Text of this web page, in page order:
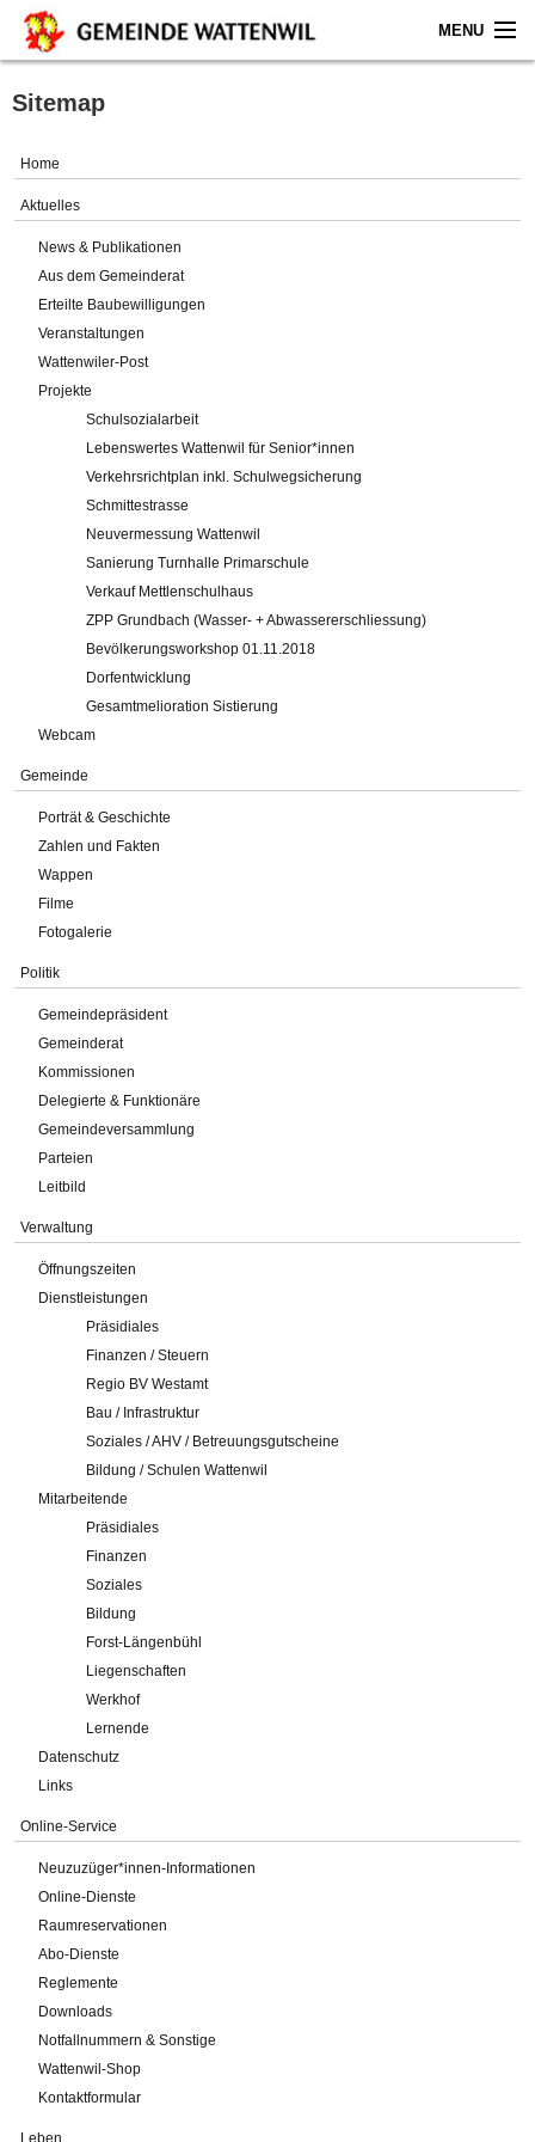
MENU
Home
Gemeinde
Verwaltung
Online-Service
Impressum
Sitemap
Home
Aktuelles
News & Publikationen
Aus dem Gemeinderat
Erteilte Baubewilligungen
Veranstaltungen
Wattenwiler-Post
Projekte
Schulsozialarbeit
Lebenswertes Wattenwil für Senior*innen
Verkehrsrichtplan inkl. Schulwegsicherung
Schmittestrasse
Neuvermessung Wattenwil
Sanierung Turnhalle Primarschule
Verkauf Mettlenschulhaus
ZPP Grundbach (Wasser- + Abwassererschliessung)
Bevölkerungsworkshop 01.11.2018
Dorfentwicklung
Gesamtmelioration Sistierung
Webcam
Gemeinde
Porträt & Geschichte
Zahlen und Fakten
Wappen
Filme
Fotogalerie
Politik
Gemeindepräsident
Gemeinderat
Kommissionen
Delegierte & Funktionäre
Gemeindeversammlung
Parteien
Leitbild
Verwaltung
Öffnungszeiten
Dienstleistungen
Präsidiales
Finanzen / Steuern
Regio BV Westamt
Bau / Infrastruktur
Soziales / AHV / Betreuungsgutscheine
Bildung / Schulen Wattenwil
Mitarbeitende
Präsidiales
Finanzen
Soziales
Bildung
Forst-Längenbühl
Liegenschaften
Werkhof
Lernende
Datenschutz
Links
Online-Service
Neuzuzüger*innen-Informationen
Online-Dienste
Raumreservationen
Abo-Dienste
Reglemente
Downloads
Notfallnummern & Sonstige
Wattenwil-Shop
Kontaktformular
Leben